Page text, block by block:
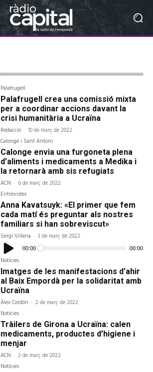
Palafrugell
Palafrugell crea una comissió mixta
per a coordinar accions davant la
crisi humanitària a Ucraïna
Redacció - 10 de març de 2022
Calonge i Sant Antoni
Calonge envia una furgoneta plena
d’aliments i medicaments a Medika i
la retornarà amb sis refugiats
ACN - 6 de març de 2022
Entrevistes
Anna Kavatsuyk: «El primer que fem
cada matí és preguntar als nostres
familiars si han sobreviscut»
Sergi Villena - 3 de març de 2022
Reproductor
d'àudio00:00 00:00
Notícies
Imatges de les manifestacions d’ahir
al Baix Empordà per la solidaritat amb
Ucraïna
Àlex Cordón - 2 de març de 2022
Notícies
Tràilers de Girona a Ucraïna: calen
medicaments, productes d’higiene i
menjar
ACN - 2 de març de 2022
Notícies